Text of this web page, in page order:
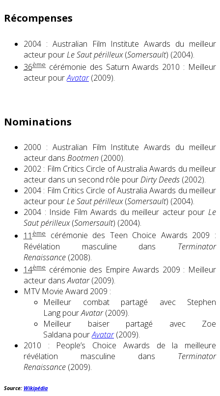
Récompenses
2004 : Australian Film Institute Awards du meilleur
acteur pourLe Saut périlleux(Somersault) (2004).
36ème cérémonie des Saturn Awards 2010 : Meilleur
acteur pourAvatar(2009).
Nominations
2000 : Australian Film Institute Awards du meilleur
acteur dans Bootmen (2000).
2002 : Film Critics Circle of Australia Awards du meilleur
acteur dans un second rôle pourDirty Deeds (2002).
2004 : Film Critics Circle of Australia Awards du meilleur
acteur pourLe Saut périlleux(Somersault) (2004).
2004 : Inside Film Awards du meilleur acteur pour Le
Saut périlleux(Somersault) (2004).
11 ème
cérémonie des Teen Choice Awards 2009 :
Révélation masculine dans Terminator
Renaissance (2008).
14ème cérémonie des Empire Awards 2009 : Meilleur
acteur dansAvatar(2009).
MTV Movie Award 2009 :
Meilleur combat partagé avec Stephen
Lang pourAvatar(2009).
Meilleur baiser partagé avec Zoe
Saldana pourAvatar(2009).
2010 : People’s Choice Awards de la meilleure
révélation masculine dans Terminator
Renaissance (2009).
Source: Wikipédia